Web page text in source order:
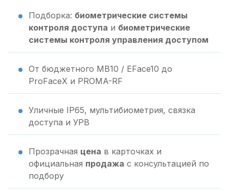
Подборка: биометрические системы
контроля доступа и биометрические
системы контроля управления доступом
От бюджетного MB10 / EFace10 до
ProFaceX и PROMA-RF
Уличные IP65, мультибиометрия, связка
доступа и УРВ
Прозрачная цена в карточках и
официальная продажа с консультацией по
подбору